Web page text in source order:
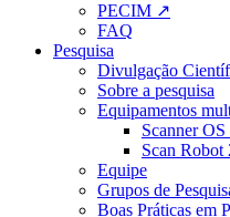
PECIM ↗
FAQ
Pesquisa
Divulgação
Sobre a pesquisa
Equipamentos
Scanner
Scan Robot
Equipe
Grupos de
Boas Práticas em